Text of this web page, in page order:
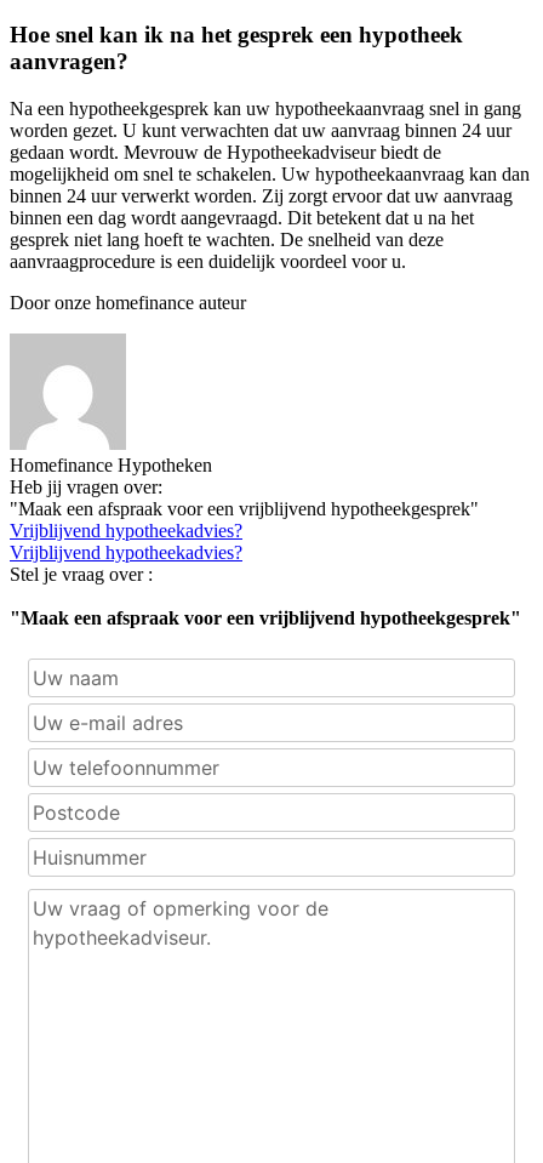
Hoe snel kan ik na het gesprek een hypotheek
aanvragen?
Na een hypotheekgesprek kan uw hypotheekaanvraag snel in gang
worden gezet. U kunt verwachten dat uw aanvraag binnen 24 uur
gedaan wordt. Mevrouw de Hypotheekadviseur biedt de
mogelijkheid om snel te schakelen. Uw hypotheekaanvraag kan dan
binnen 24 uur verwerkt worden. Zij zorgt ervoor dat uw aanvraag
binnen een dag wordt aangevraagd. Dit betekent dat u na het
gesprek niet lang hoeft te wachten. De snelheid van deze
aanvraagprocedure is een duidelijk voordeel voor u.
Door onze homefinance auteur
Homefinance Hypotheken
Heb jij vragen over:
"Maak een afspraak voor een vrijblijvend hypotheekgesprek"
Vrijblijvend hypotheekadvies?
Vrijblijvend hypotheekadvies?
Stel je vraag over :
"Maak een afspraak voor een vrijblijvend hypotheekgesprek"